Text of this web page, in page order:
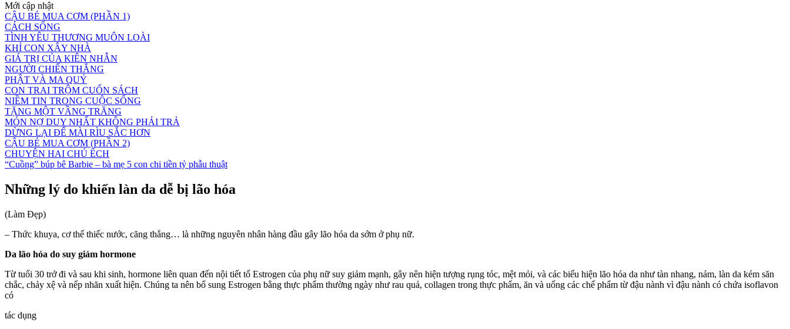
Mới cập nhật
CẬU BÉ MUA CƠM (PHẦN 1)
CÁCH SỐNG
TÌNH YÊU THƯƠNG MUÔN LOÀI
KHỈ CON XÂY NHÀ
GIÁ TRỊ CỦA KIÊN NHẪN
NGƯỜI CHIẾN THẮNG
PHẬT VÀ MA QUỶ
CON TRAI TRỘM CUỐN SÁCH
NIỀM TIN TRONG CUỘC SỐNG
TẶNG MỘT VẦNG TRĂNG
MÓN NỢ DUY NHẤT KHÔNG PHẢI TRẢ
DỪNG LẠI ĐỂ MÀI RÌU SẮC HƠN
CẬU BÉ MUA CƠM (PHẦN 2)
CHUYỆN HAI CHÚ ẾCH
“Cuồng” búp bê Barbie – bà mẹ 5 con chi tiền tỷ phẫu thuật
Những lý do khiến làn da dễ bị lão hóa
(Làm Đẹp)
– Thức khuya, cơ thể thiếc nước, căng thẳng… là những nguyên nhân hàng đầu gây lão hóa da sớm ở phụ nữ.
Da lão hóa do suy giảm hormone
Từ tuổi 30 trở đi và sau khi sinh, hormone liên quan đến nội tiết tố Estrogen của phụ nữ suy giảm mạnh, gây nên hiện tượng rụng tóc, mệt mỏi, và các biểu hiện lão hóa da như tàn nhang, nám, làn da kém săn
chắc, chảy xệ và nếp nhăn xuất hiện. Chúng ta nên bổ sung Estrogen bằng thực phẩm thường ngày như rau quả, collagen trong thực phẩm, ăn và uống các chế phẩm từ đậu nành vì đậu nành có chứa isoflavon
có
tác dụng